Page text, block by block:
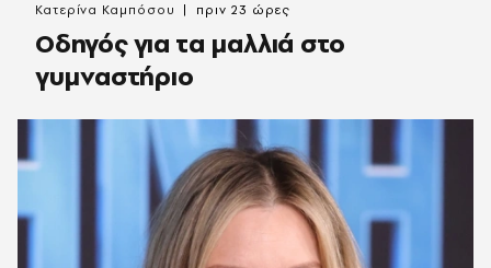
Οδηγός για τα μαλλιά στο
γυμναστήριο
Κατερίνα Καμπόσου πριν 23 ώρες